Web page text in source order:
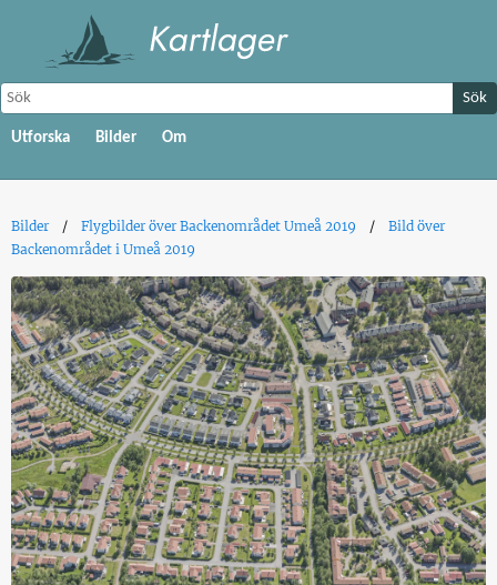
Sök
Utforska Bilder Om
Bilder Flygbilder över Backenområdet Umeå 2019
Bild över
Backenområdet i Umeå 2019